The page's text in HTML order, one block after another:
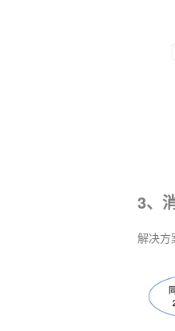
3、
解决方